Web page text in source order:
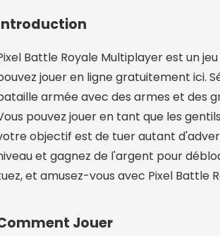
Battle Royale Multiplayer est un
jouer en ligne gratuitement ici.
armée avec des armes et des
pouvez jouer en tant que les
objectif est de tuer autant
et gagnez de l'argent pour
et amusez-vous avec Pixel Battle
Jouer